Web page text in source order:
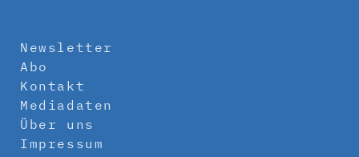
Newsletter
Abo
Kontakt
Mediadaten
Über uns
Impressum